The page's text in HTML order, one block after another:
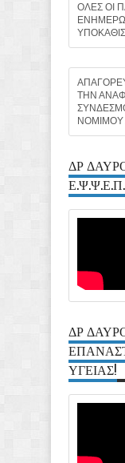
ΟΛΕΣ ΟΙ
ΤΗΝ
ΝΟΜΙΜΟΥ
ΔΡ
Ε.Ψ.Ψ.Ε.Π.
ΔΡ
ΥΓΕΙΑΣ!